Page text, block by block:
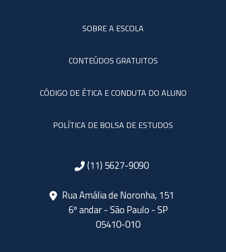
SOBRE A ESCOLA
CONTEÚDOS GRATUITOS
CÓDIGO DE ÉTICA E CONDUTA DO ALUNO
POLÍTICA DE BOLSA DE ESTUDOS
(11) 5627-9090
Rua Amália de Noronha, 151
6º andar - São Paulo - SP
05410-010